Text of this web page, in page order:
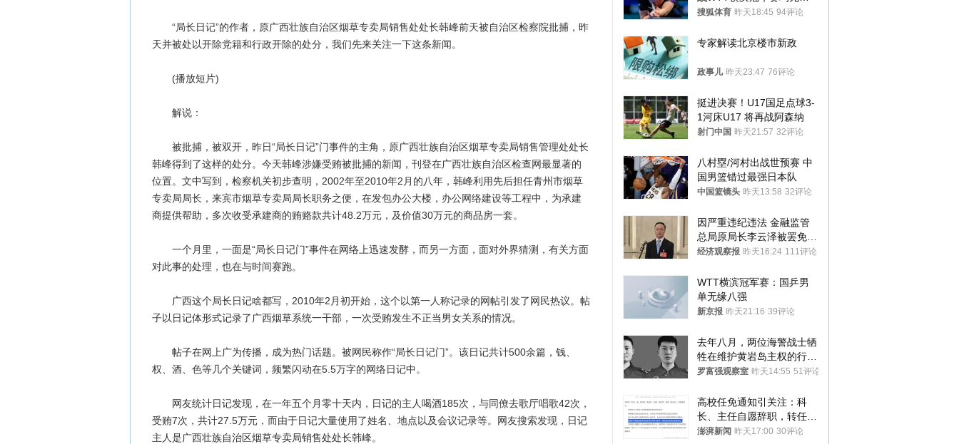
“局长日记”的作者，原广西壮族自治区烟草专卖局销售处处长韩峰前天被自治区检察院批捕，昨
天并被处以开除党籍和行政开除的处分，我们先来关注一下这条新闻。
(播放短片)
解说：
被批捕，被双开，昨日“局长日记”门事件的主角，原广西壮族自治区烟草专卖局销售管理处处长
韩峰得到了这样的处分。今天韩峰涉嫌受贿被批捕的新闻，刊登在广西壮族自治区检查网最显著的
位置。文中写到，检察机关初步查明，2002年至2010年2月的八年，韩峰利用先后担任青州市烟草
专卖局局长，来宾市烟草专卖局局长职务之便，在发包办公大楼，办公网络建设等工程中，为承建
商提供帮助，多次收受承建商的贿赂款共计48.2万元，及价值30万元的商品房一套。
一个月里，一面是“局长日记门”事件在网络上迅速发酵，而另一方面，面对外界猜测，有关方面
对此事的处理，也在与时间赛跑。
广西这个局长日记啥都写，2010年2月初开始，这个以第一人称记录的网帖引发了网民热议。帖
子以日记体形式记录了广西烟草系统一干部，一次受贿发生不正当男女关系的情况。
帖子在网上广为传播，成为热门话题。被网民称作“局长日记门”。该日记共计500余篇，钱、
权、酒、色等几个关键词，频繁闪动在5.5万字的网络日记中。
网友统计日记发现，在一年五个月零十天内，日记的主人喝酒185次，与同僚去歌厅唱歌42次，
受贿7次，共计27.5万元，而由于日记大量使用了姓名、地点以及会议记录等。网友搜索发现，日记
主人是广西壮族自治区烟草专卖局销售处处长韩峰。
八强
搜狐体育 昨天18:45 94评论
专家解读北京楼市新政
政事儿 昨天23:47 76评论
挺进决赛！U17国足点球3-
1河床U17 将再战阿森纳
射门中国 昨天21:57 32评论
八村塁/河村出战世预赛 中
国男篮错过最强日本队
中国篮镜头 昨天13:58 32评论
因严重违纪违法 金融监管
总局原局长李云泽被罢免全
国人大代表
经济观察报 昨天16:24 111评论
WTT横滨冠军赛：国乒男
单无缘八强
新京报 昨天21:16 39评论
去年八月，两位海警战士牺
牲在维护黄岩岛主权的行动
中
罗富强观察室 昨天14:55 51评论
高校任免通知引关注：科
长、主任自愿辞职，转任思
政辅导员
澎湃新闻 昨天17:00 30评论